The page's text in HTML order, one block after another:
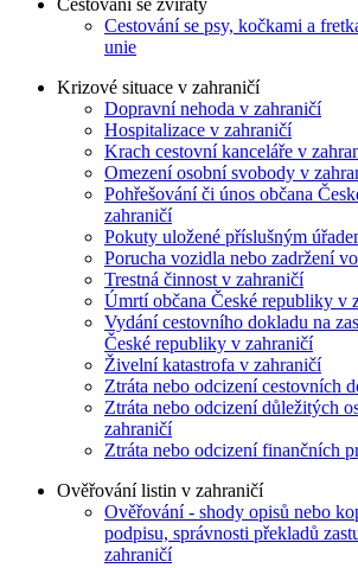
Cestování se zvířaty
Cestování se psy, kočkami a
unie
Krizové situace v zahraničí
Dopravní nehoda v zahraničí
Hospitalizace v zahraničí
Krach cestovní kanceláře v
Omezení osobní svobody v
Pohřešování či únos občana
zahraničí
Pokuty uložené příslušným
Porucha vozidla nebo zadržení
Trestná činnost v zahraničí
Úmrtí občana České republiky v
Vydání cestovního dokladu na
České republiky v zahraničí
Živelní katastrofa v zahraničí
Ztráta nebo odcizení cestovních
Ztráta nebo odcizení důležitých
zahraničí
Ztráta nebo odcizení finančních
Ověřování listin v zahraničí
Ověřování - shody opisů nebo
podpisu, správnosti překladů
zahraničí